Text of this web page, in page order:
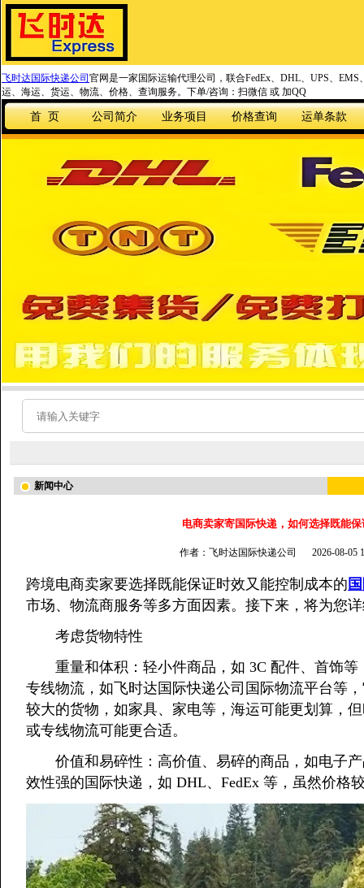
飞时达国际快递公司 官网是一家国际运输代理公司，联合FedEx、DHL、UPS、
运、海运、货运、物流、价格、查询服务。下单/咨询：扫微信 或 加QQ
首 页 公司简介 业务项目 价格查询 运单条款
新闻中心
电商卖家寄国际快递，如何选择既能
作者：飞时达国际快递公司 2026-08-05
跨境电商卖家要选择既能保证时效又能控制成本的
市场、物流商服务等多方面因素。接下来，将为您
考虑货物特性
重量和体积：轻小件商品，如 3C 配件、首饰等
专线物流，如飞时达国际快递公司国际物流平台等
较大的货物，如家具、家电等，海运可能更划算，
或专线物流可能更合适。
价值和易碎性：高价值、易碎的商品，如电子产
效性强的国际快递，如 DHL、FedEx 等，虽然价格